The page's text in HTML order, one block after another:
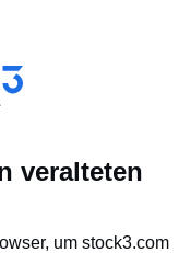
veralteten
um stock3.com